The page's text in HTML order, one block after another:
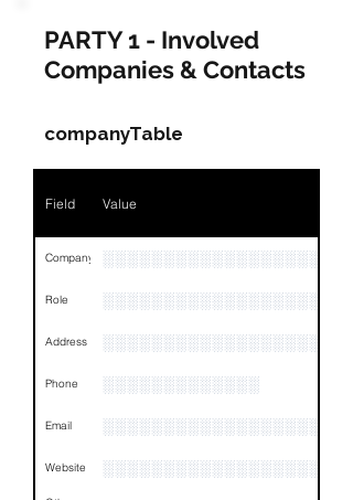
PARTY 1 - Involved
Companies & Contacts
companyTable
Field Value
Company
Role
Address
Phone ░░░░░░░░░░░░░
Email
Website